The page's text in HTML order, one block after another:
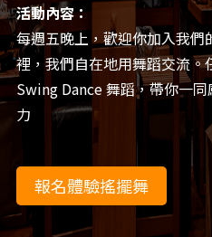
活動內容：
每週五晚上，歡迎你加入我們
裡，我們自在地用舞蹈交流。
Swing Dance 舞蹈，帶你一
力
報名體驗搖擺舞